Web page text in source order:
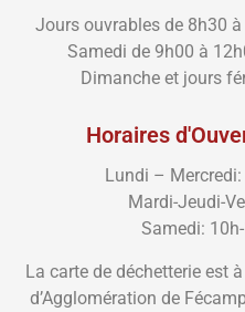
Jours ouvrables de 8h30
Samedi de 9h00 à
Dimanche et jours
Horaires
Lundi –
Mardi-Jeudi-
Samedi:
La carte de déchetterie est
d’Agglomération de